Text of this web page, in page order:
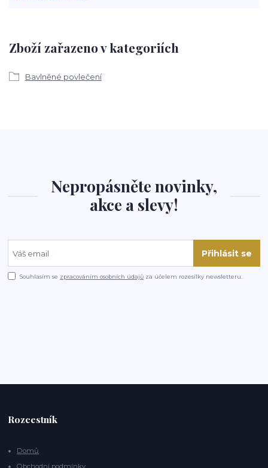
Zboží zařazeno v kategoriích
Bavlněné povlečení
Nepropásněte novinky,
akce a slevy!
Přihlásit se
Souhlasím se zpracováním osobních údajů za účelem rozesílky newsletteru.
Rozcestník
Domů
Obchodní podmínky